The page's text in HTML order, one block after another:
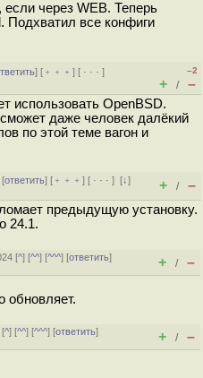
через WEB. Теперь
Подхватил все конфиги
] [ ﹢﹢﹢] [ · · ·]
–2
+ / –
использовать OpenBSD.
даже человек далёкий
по этой теме вагон и
[ответить] [ ﹢﹢﹢] [ · · ·][↓]
+ / –
предыдущую установку.
24.1.
[^] [^^] [^^^] [ответить]
+ / –
обновляет.
[^] [^^] [^^^] [ответить]
+ / –